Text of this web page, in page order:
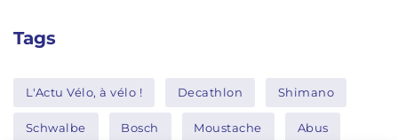
Tags
L'Actu Vélo, à vélo ! Decathlon Shimano
Schwalbe Bosch Moustache Abus